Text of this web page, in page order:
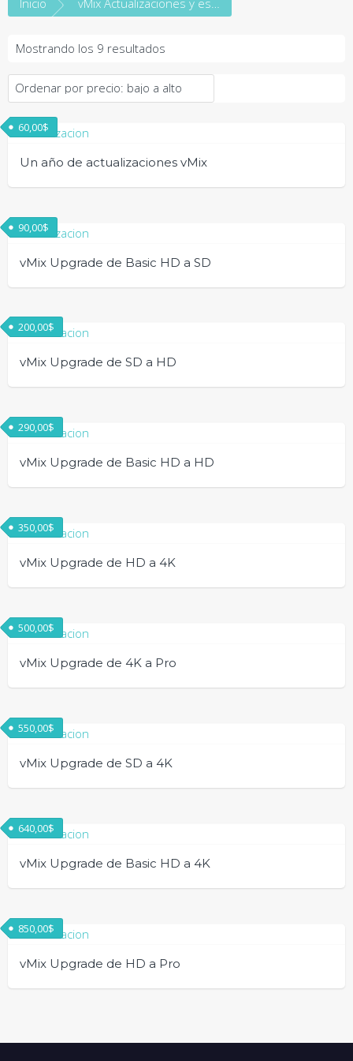
Mostrando los 9 resultados
precio:
bajo
Un año de actualizaciones vMix
60,00$
vMix Upgrade de Basic HD a SD
90,00$
vMix Upgrade de SD a HD
200,00$
vMix Upgrade de Basic HD a HD
290,00$
vMix Upgrade de HD a 4K
350,00$
vMix Upgrade de 4K a Pro
500,00$
vMix Upgrade de SD a 4K
550,00$
vMix Upgrade de Basic HD a 4K
640,00$
vMix Upgrade de HD a Pro
850,00$